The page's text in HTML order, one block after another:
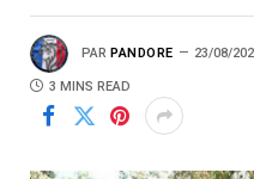
PAR PANDORE 23/08/
3 MINS READ